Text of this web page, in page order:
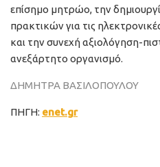
επίσημο μητρώο, την
πρακτικών για τις
και την συνεχή αξιολόγηση-
ανεξάρτητο οργανισμό.
ΔΗΜΗΤΡΑ ΒΑΣΙΛΟΠΟΥΛΟΥ
ΠΗΓΗ: enet.gr